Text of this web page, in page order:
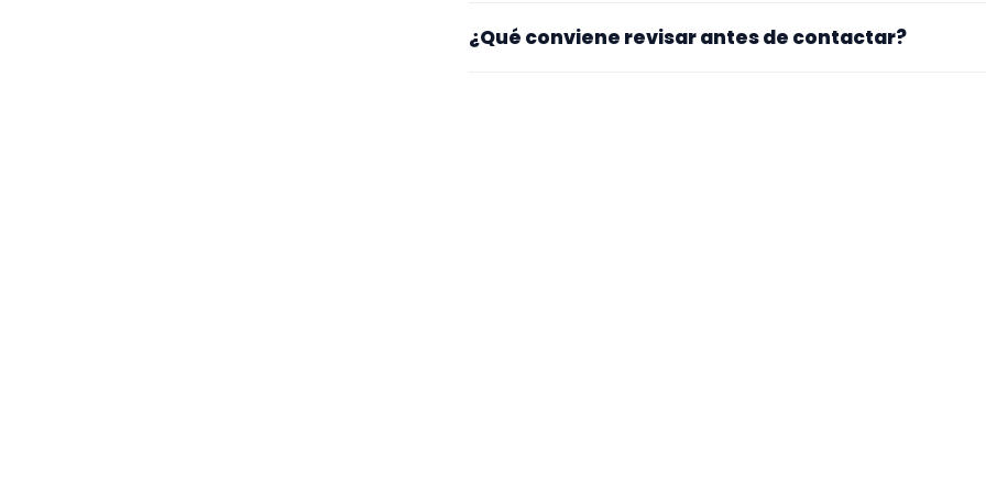
especialidad principal, repertorio, experiencia previa y
¿Qué conviene revisar antes de contactar?